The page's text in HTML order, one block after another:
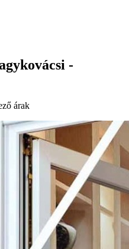
-
árak